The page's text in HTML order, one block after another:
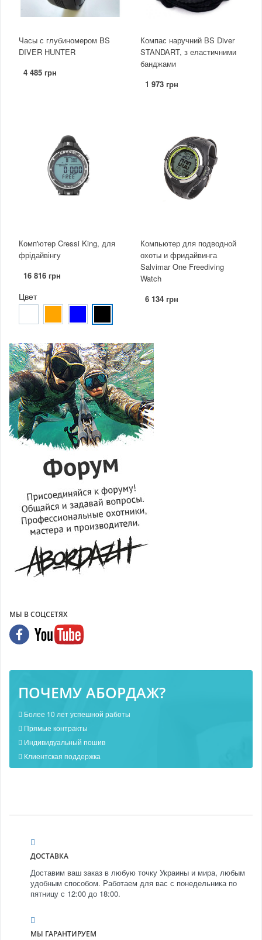
Часы с глубиномером BS
DIVER HUNTER
4 485 грн
Компас наручний BS Diver
STANDART, з еластичними
банджами
1 973 грн
Комп'ютер Cressi King, для
фрідайвінгу
16 816 грн
Цвет
Компьютер для подводной
охоты и фридайвинга
Salvimar One Freediving
Watch
6 134 грн
МЫ В СОЦСЕТЯХ
ПОЧЕМУ АБОРДАЖ?
Более 10 лет успешной работы
Прямые контракты
Индивидуальный пошив
Клиентская поддержка
ДОСТАВКА
Доставим ваш заказ в любую точку Украины и мира, любым
удобным способом. Работаем для вас с понедельника по
пятницу с 12:00 до 18:00.
МЫ ГАРАНТИРУЕМ